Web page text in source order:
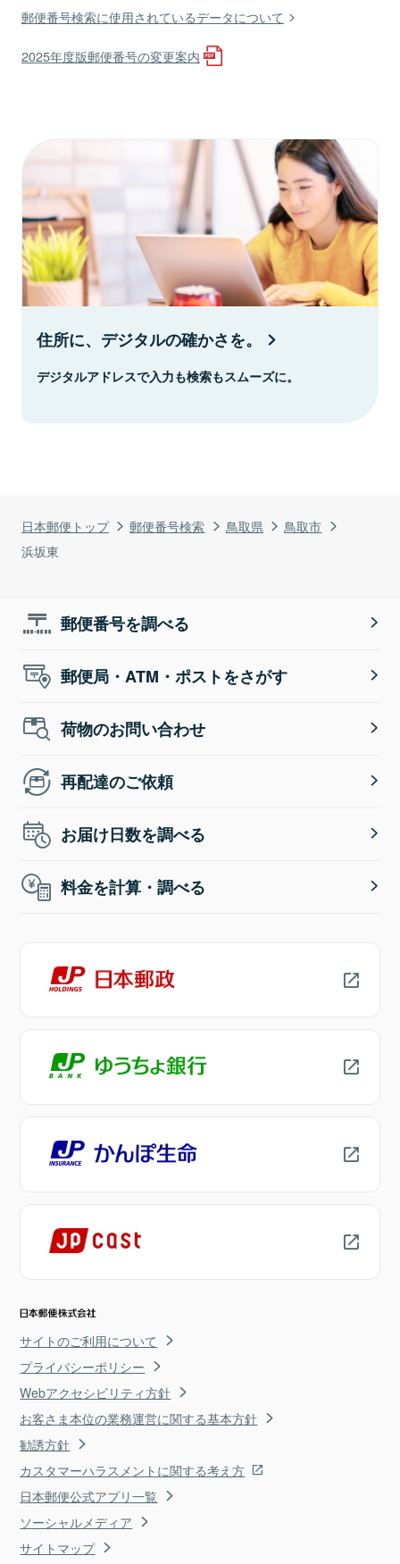
日本郵便トップ 郵便番号検索 鳥取県
鳥取市
浜坂東
郵便番号検索に使用されているデータについて
2025年度版郵便番号の変更案内
住所に、デジタルの確かさを。
デジタルアドレスで入力も検索もスムーズに。
郵便番号を調べる
郵便局・ATM・ポストをさがす
荷物のお問い合わせ
再配達のご依頼
お届け日数を調べる
料金を計算・調べる
サイトのご利用について
プライバシーポリシー
Webアクセシビリティ方針
お客さま本位の業務運営に関する基本方針
勧誘方針
カスタマーハラスメントに関する考え方
日本郵便公式アプリ一覧
ソーシャルメディア
サイトマップ